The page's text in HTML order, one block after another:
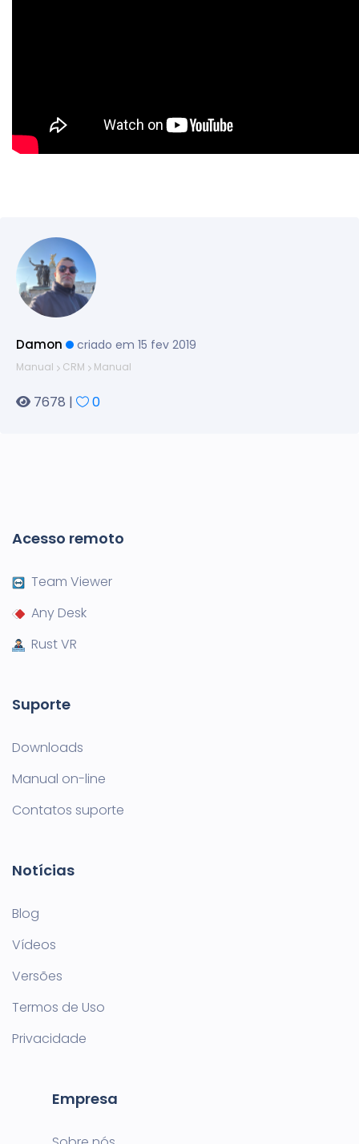
Damon criado em 15 fev 2019
Manual CRM Manual
7678 | 0
Acesso remoto
Team Viewer
Any Desk
Rust VR
Suporte
Downloads
Manual on-line
Contatos suporte
Notícias
Blog
Vídeos
Versões
Termos de Uso
Privacidade
Empresa